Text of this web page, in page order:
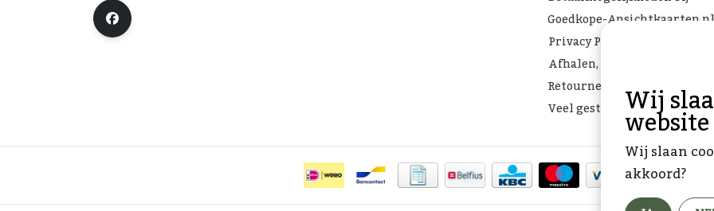
Goedkope-Ansichtkaarten.nl
Privacy Policy
Afhalen, Verzenden of
Retourneren
Veel gestelde vragen
Wij
Wij slaan
akkoord?